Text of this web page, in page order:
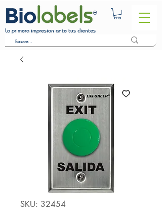
La primera impresion ante tus clientes
SKU: 32454